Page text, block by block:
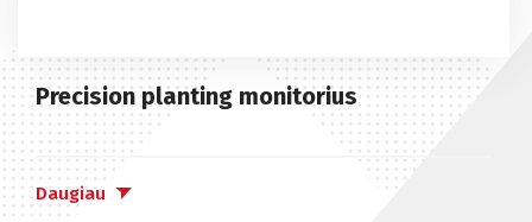
Precision planting monitorius
Daugiau